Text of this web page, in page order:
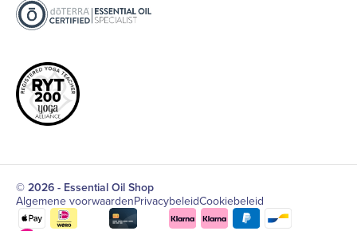
© 2026 - Essential Oil Shop
Algemene voorwaardenPrivacybeleidCookiebeleid